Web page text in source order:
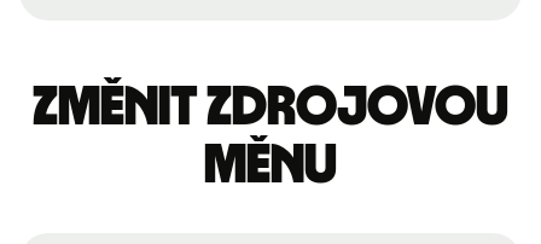
Změnit zdrojovou
měnu